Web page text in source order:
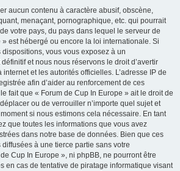
aucun contenu à caractère abusif, obscène,
menaçant, pornographique, etc. qui pourrait
votre pays, du pays dans lequel le serveur de
est hébergé ou encore la loi internationale. Si
vous vous exposez à un
et nous nous réservons le droit d’avertir
internet et les autorités officielles. L’adresse IP de
afin d’aider au renforcement de ces
fait que « Forum de Cup In Europe » ait le droit de
ou de verrouiller n’importe quel sujet et
si nous estimons cela nécessaire. En tant
que toutes les informations que vous avez
dans notre base de données. Bien que ces
à une tierce partie sans votre
Cup In Europe », ni phpBB, ne pourront être
en cas de tentative de piratage informatique visant